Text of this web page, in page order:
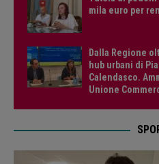
mila euro per
Dalla Regione
hub urbani di
Calendasco.
Unione